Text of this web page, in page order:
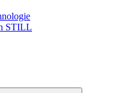
STILL